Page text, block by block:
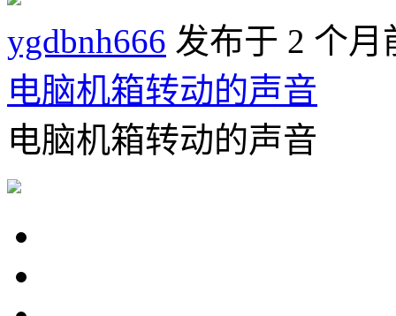
ygdbnh666 发布于 2 个月
电脑机箱转动的声音
电脑机箱转动的声音